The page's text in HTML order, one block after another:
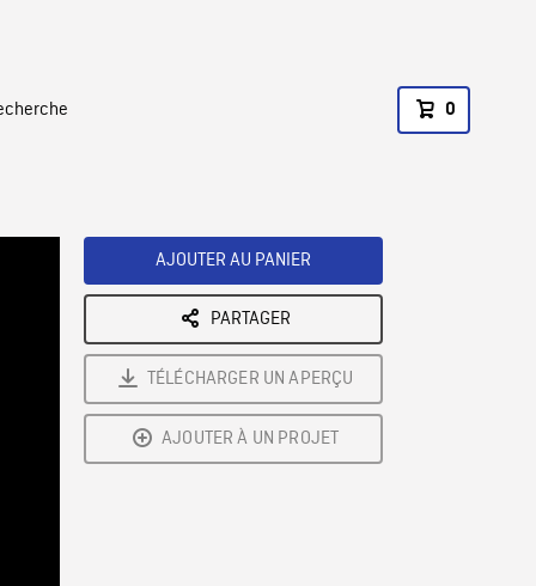
0
AJOUTER AU PANIER
PARTAGER
TÉLÉCHARGER UN APERÇU
AJOUTER À UN PROJET